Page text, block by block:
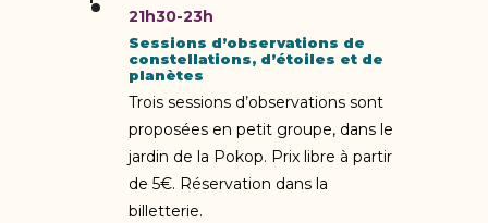
21h30-23h
Sessions d’observations de
constellations, d’étoiles et de
planètes
Trois sessions d’observations sont
proposées en petit groupe, dans le
jardin de la Pokop. Prix libre à partir
de 5€. Réservation dans la
billetterie.